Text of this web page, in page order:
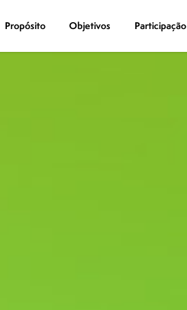
Propósito Objetivos Participação
Propósito Objetivos Participação